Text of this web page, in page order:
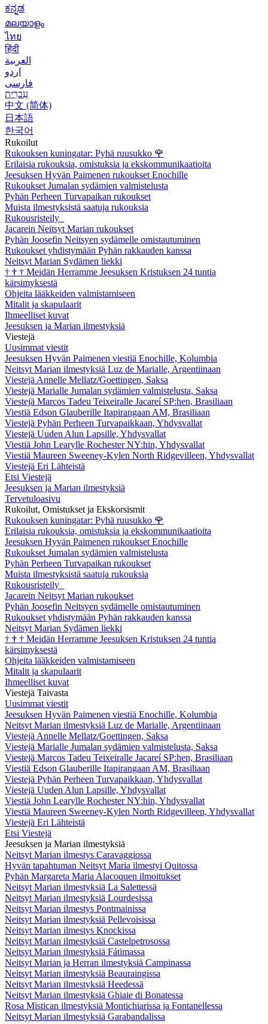
ಕನ್ನಡ
മലയാളം
ไทย
हिंदी
العربية
اردو
فارسی
עִברִית
中文 (简体)
日本語
한국어
Rukoilut
Rukouksen kuningatar: Pyhä ruusukko 🌹
Erilaisia rukouksia, omistuksia ja ekskommunikaatioita
Jeesuksen Hyvän Paimenen rukoukset Enochille
Rukoukset Jumalan sydämien valmistelusta
Pyhän Perheen Turvapaikan rukoukset
Muista ilmestyksistä saatuja rukouksia
Rukousristeily
Jacarein Neitsyt Marian rukoukset
Pyhän Joosefin Neitsyen sydämelle omistautuminen
Rukoukset yhdistymään Pyhän rakkauden kanssa
Neitsyt Marian Sydämen liekki
† † † Meidän Herramme Jeesuksen Kristuksen 24 tuntia
kärsimyksestä
Ohjeita lääkkeiden valmistamiseen
Mitalit ja skapulaarit
Ihmeelliset kuvat
Jeesuksen ja Marian ilmestyksiä
Viestejä
Uusimmat viestit
Jeesuksen Hyvän Paimenen viestiä Enochille, Kolumbia
Neitsyt Marian ilmestyksiä Luz de Marialle, Argentiinaan
Viestejä Annelle Mellatz/Goettingen, Saksa
Viestejä Marialle Jumalan sydämien valmistelusta, Saksa
Viestejä Marcos Tadeu Teixeiralle Jacareí SP:hen, Brasiliaan
Viestiä Edson Glauberille Itapirangaan AM, Brasiliaan
Viestejä Pyhän Perheen Turvapaikkaan, Yhdysvallat
Viestejä Uuden Alun Lapsille, Yhdysvallat
Viestiä John Learylle Rochester NY:hin, Yhdysvallat
Viestiä Maureen Sweeney-Kylen North Ridgevilleen, Yhdysvallat
Viestejä Eri Lähteistä
Etsi Viestejä
Jeesuksen ja Marian ilmestyksiä
Tervetuloasivu
Rukoilut, Omistukset ja Ekskorsismit
Rukouksen kuningatar: Pyhä ruusukko 🌹
Erilaisia rukouksia, omistuksia ja ekskommunikaatioita
Jeesuksen Hyvän Paimenen rukoukset Enochille
Rukoukset Jumalan sydämien valmistelusta
Pyhän Perheen Turvapaikan rukoukset
Muista ilmestyksistä saatuja rukouksia
Rukousristeily
Jacarein Neitsyt Marian rukoukset
Pyhän Joosefin Neitsyen sydämelle omistautuminen
Rukoukset yhdistymään Pyhän rakkauden kanssa
Neitsyt Marian Sydämen liekki
† † † Meidän Herramme Jeesuksen Kristuksen 24 tuntia
kärsimyksestä
Ohjeita lääkkeiden valmistamiseen
Mitalit ja skapulaarit
Ihmeelliset kuvat
Viestejä Taivasta
Uusimmat viestit
Jeesuksen Hyvän Paimenen viestiä Enochille, Kolumbia
Neitsyt Marian ilmestyksiä Luz de Marialle, Argentiinaan
Viestejä Annelle Mellatz/Goettingen, Saksa
Viestejä Marialle Jumalan sydämien valmistelusta, Saksa
Viestejä Marcos Tadeu Teixeiralle Jacareí SP:hen, Brasiliaan
Viestiä Edson Glauberille Itapirangaan AM, Brasiliaan
Viestejä Pyhän Perheen Turvapaikkaan, Yhdysvallat
Viestejä Uuden Alun Lapsille, Yhdysvallat
Viestiä John Learylle Rochester NY:hin, Yhdysvallat
Viestiä Maureen Sweeney-Kylen North Ridgevilleen, Yhdysvallat
Viestejä Eri Lähteistä
Etsi Viestejä
Jeesuksen ja Marian ilmestyksiä
Neitsyt Marian ilmestys Caravaggiossa
Hyvän tapahtuman Neitsyt Maria ilmestyi Quitossa
Pyhän Margareta Maria Alacoquen ilmoitukset
Neitsyt Marian ilmestyksiä La Salettessä
Neitsyt Marian ilmestyksiä Lourdesissa
Neitsyt Marian ilmestys Pontmainissa
Neitsyt Marian ilmestyksiä Pellevoisissa
Neitsyt Marian ilmestys Knockissa
Neitsyt Marian ilmestyksiä Castelpetrosossa
Neitsyt Marian ilmestyksiä Fátimassa
Neitsyt Marian ja Herran ilmestyksiä Campinassa
Neitsyt Marian ilmestyksiä Beauraingissa
Neitsyt Marian ilmestyksiä Heedessä
Neitsyt Marian ilmestyksiä Ghiaie di Bonatessa
Rosa Mistican ilmestyksiä Montichiarissa ja Fontanellessa
Neitsyt Marian ilmestyksiä Garabandalissa